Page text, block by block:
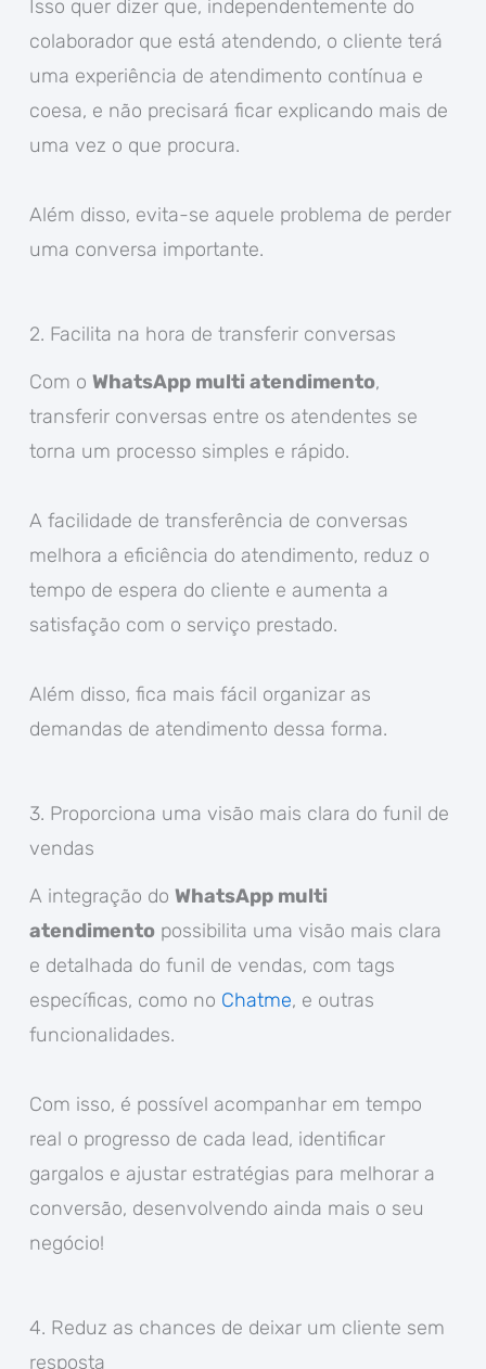
Isso quer dizer que, independentemente do
colaborador que está atendendo, o cliente terá
uma experiência de atendimento contínua e
coesa, e não precisará ficar explicando mais de
uma vez o que procura.
Além disso, evita-se aquele problema de perder
uma conversa importante.
2. Facilita na hora de transferir conversas
Com o WhatsApp multi atendimento,
transferir conversas entre os atendentes se
torna um processo simples e rápido.
A facilidade de transferência de conversas
melhora a eficiência do atendimento, reduz o
tempo de espera do cliente e aumenta a
satisfação com o serviço prestado.
Além disso, fica mais fácil organizar as
demandas de atendimento dessa forma.
3. Proporciona uma visão mais clara do funil de
vendas
A integração do WhatsApp multi
atendimentopossibilita uma visão mais clara
e detalhada do funil de vendas, com tags
específicas, como no Chatme, e outras
funcionalidades.
Com isso, é possível acompanhar em tempo
real o progresso de cada lead, identificar
gargalos e ajustar estratégias para melhorar a
conversão, desenvolvendo ainda mais o seu
negócio!
4. Reduz as chances de deixar um cliente sem
resposta